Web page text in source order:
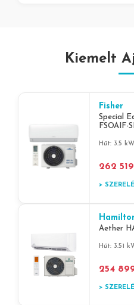
Kiemelt
Fisher
Special
FSOAIF-
Hűt: 3.5
262 519
>
Aether
Hűt: 3.51
254
>